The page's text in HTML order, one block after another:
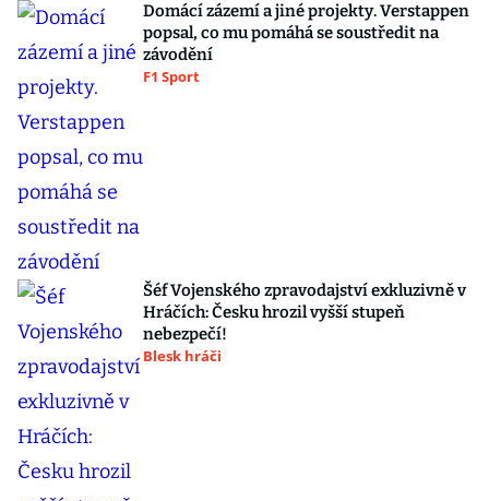
Domácí zázemí a jiné projekty. Verstappen
popsal, co mu pomáhá se soustředit na
závodění
F1 Sport
Šéf Vojenského zpravodajství exkluzivně v
Hráčích: Česku hrozil vyšší stupeň
nebezpečí!
Blesk hráči